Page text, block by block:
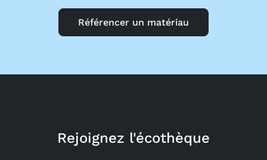
Référencer un matériau
Rejoignez l'écothèque